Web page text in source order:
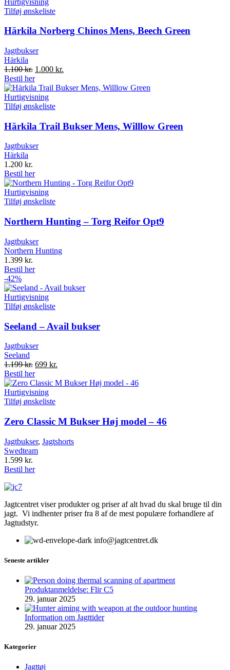
Tilføj ønskeliste
Härkila Norberg Chinos Mens, Beech Green
Jagtbukser
Härkila
1.100kr. Original
price
was:
1.100 kr..
1.000 kr.
is:
Bestil her
Hurtigvisning
Tilføj ønskeliste
Härkila Trail Bukser Mens, Willlow Green
Jagtbukser
Härkila
1.200 kr.
Bestil her
Hurtigvisning
Tilføj ønskeliste
Northern Hunting – Torg Reifor Opt9
Jagtbukser
Northern Hunting
1.399 kr.
Bestil her
-42%
Hurtigvisning
Tilføj ønskeliste
Seeland – Avail bukser
Jagtbukser
Seeland
1.199kr. Original
price
was:
1.199 kr..
699 kr.
is:
Bestil her
Hurtigvisning
Tilføj ønskeliste
Zero Classic M Bukser Høj model – 46
Jagtbukser, Jagtshorts
Swedteam
1.599 kr.
Bestil her
Jagtcentret viser produkter og priser af alt hvad du skal bruge til din
jagt. Vi indhenter priser fra 8 af de mest populære forhandlere af
Jagtudstyr.
info@jagtcentret.dk
Seneste artikler
Produktanmeldelse: Flir C5
29. januar 2025
Information om Jagttider
29. januar 2025
Kategorier
Jagttøj